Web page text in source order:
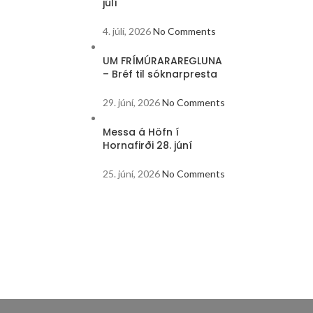
Messa á Höfn í
júlí
4. júlí, 2026No Comments
UM FRÍMÚRARAREGLUNA
– Bréf til sóknarpresta
29. júní, 2026No Comments
Messa á Höfn í
Hornafirði 28. júní
25. júní, 2026No Comments